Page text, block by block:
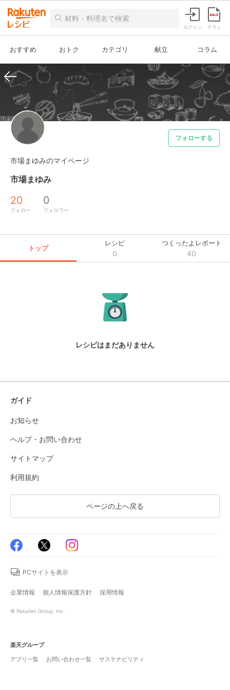
ログイン チラシ
おすすめ おトク カテゴリ 献立 コラム
フォローする
市場まゆみのマイページ
市場まゆみ
20
フォロー
0
フォロワー
トップ
レシピ
0
つくったよレポート
40
レシピはまだありません
ガイド
お知らせ
ヘルプ・お問い合わせ
サイトマップ
利用規約
ページの上へ戻る
PCサイトを表示
企業情報 個人情報保護方針 採用情報
© Rakuten Group, Inc.
楽天グループ
アプリ一覧
お問い合わせ一覧 サステナビリティ